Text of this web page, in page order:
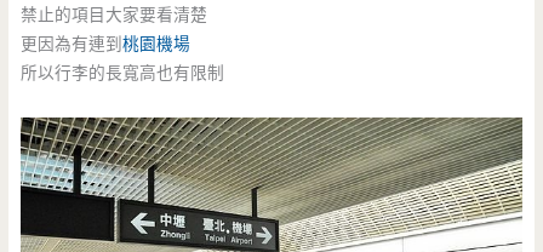
禁止的項目大家要看清楚
更因為有連到桃園機場
所以行李的長寬高也有限制